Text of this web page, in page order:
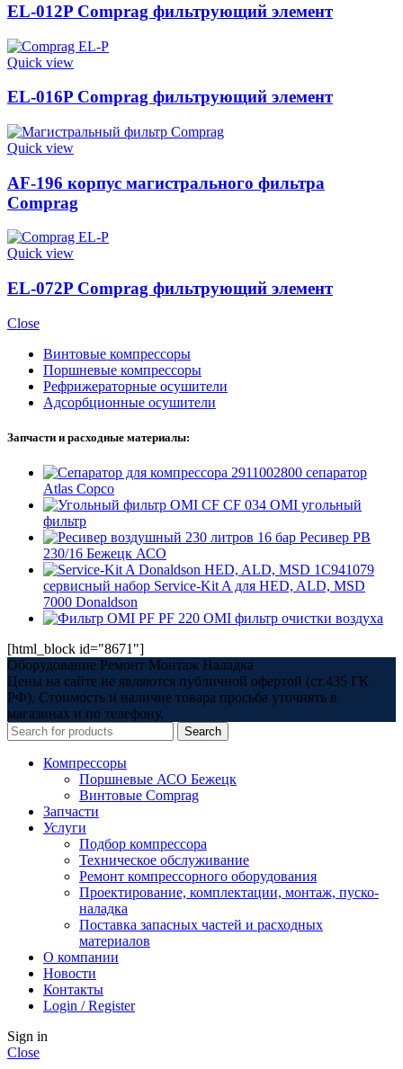
EL-012P Comprag фильтрующий элемент
Quick view
EL-016P Comprag фильтрующий элемент
Quick view
AF-196 корпус магистрального фильтра
Comprag
Quick view
EL-072P Comprag фильтрующий элемент
Close
Винтовые компрессоры
Поршневые компрессоры
Рефрижераторные осушители
Адсорбционные осушители
Запчасти и расходные материалы:
2911002800 сепаратор
Atlas Copco
CF 034 OMI угольный
фильтр
Ресивер РВ
230/16 Бежецк АСО
1C941079
сервисный набор Service-Kit A для HED, ALD, MSD
7000 Donaldson
PF 220 OMI фильтр очистки воздуха
[html_block id="8671"]
Оборудование Ремонт Монтаж Наладка
Цены на сайте не являются публичной офертой (ст.435 ГК
РФ). Стоимость и наличие товара просьба уточнять в
магазинах и по телефону.
Search
Компрессоры
Поршневые АСО Бежецк
Винтовые Comprag
Запчасти
Услуги
Подбор компрессора
Техническое обслуживание
Ремонт компрессорного оборудования
Проектирование, комплектации, монтаж, пуско-
наладка
Поставка запасных частей и расходных
материалов
О компании
Новости
Контакты
Login / Register
Sign in
Close